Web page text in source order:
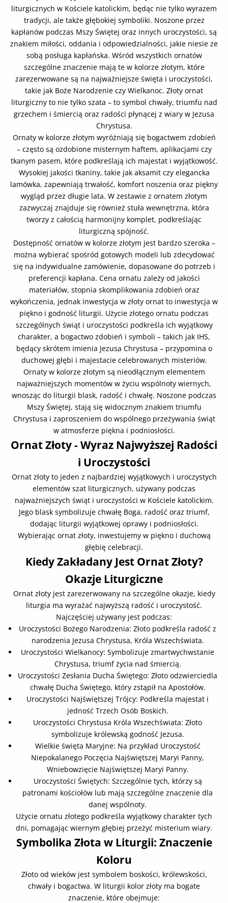
liturgicznych w Kościele katolickim, będąc nie tylko wyrazem
tradycji, ale także głębokiej symboliki. Noszone przez
kapłanów podczas Mszy Świętej oraz innych uroczystości, są
znakiem miłości, oddania i odpowiedzialności, jakie niesie ze
sobą posługa kapłańska. Wśród wszystkich ornatów
szczególne znaczenie mają te w kolorze złotym, które
zarezerwowane są na najważniejsze święta i uroczystości,
takie jak Boże Narodzenie czy Wielkanoc. Złoty ornat
liturgiczny to nie tylko szata – to symbol chwały, triumfu nad
grzechem i śmiercią oraz radości płynącej z wiary w Jezusa
Chrystusa.
Ornaty w kolorze złotym wyróżniają się bogactwem zdobień
– często są ozdobione misternym haftem, aplikacjami czy
tkanym pasem, które podkreślają ich majestat i wyjątkowość.
Wysokiej jakości tkaniny, takie jak aksamit czy elegancka
lamówka, zapewniają trwałość, komfort noszenia oraz piękny
wygląd przez długie lata. W zestawie z ornatem złotym
zazwyczaj znajduje się również stuła wewnętrzna, która
tworzy z całością harmonijny komplet, podkreślając
liturgiczną spójność.
Dostępność ornatów w kolorze złotym jest bardzo szeroka –
można wybierać spośród gotowych modeli lub zdecydować
się na indywidualne zamówienie, dopasowane do potrzeb i
preferencji kapłana. Cena ornatu zależy od jakości
materiałów, stopnia skomplikowania zdobień oraz
wykończenia, jednak inwestycja w złoty ornat to inwestycja w
piękno i godność liturgii. Użycie złotego ornatu podczas
szczególnych świąt i uroczystości podkreśla ich wyjątkowy
charakter, a bogactwo zdobień i symboli – takich jak IHS,
będący skrótem imienia Jezusa Chrystusa – przypomina o
duchowej głębi i majestacie celebrowanych misteriów.
Ornaty w kolorze złotym są nieodłącznym elementem
najważniejszych momentów w życiu wspólnoty wiernych,
wnosząc do liturgii blask, radość i chwałę. Noszone podczas
Mszy Świętej, stają się widocznym znakiem triumfu
Chrystusa i zaproszeniem do wspólnego przeżywania świąt
w atmosferze piękna i podniosłości.
Ornat Złoty - Wyraz Najwyższej Radości
i Uroczystości
Ornat złoty to jeden z najbardziej wyjątkowych i uroczystych
elementów szat liturgicznych, używany podczas
najważniejszych świąt i uroczystości w Kościele katolickim.
Jego blask symbolizuje chwałę Boga, radość oraz triumf,
dodając liturgii wyjątkowej oprawy i podniosłości.
Wybierając ornat złoty, inwestujemy w piękno i duchową
głębię celebracji.
Kiedy Zakładany Jest Ornat Złoty?
Okazje Liturgiczne
Ornat złoty jest zarezerwowany na szczególne okazje, kiedy
liturgia ma wyrażać najwyższą radość i uroczystość.
Najczęściej używany jest podczas:
Uroczystości Bożego Narodzenia: Złoto podkreśla radość z
narodzenia Jezusa Chrystusa, Króla Wszechświata.
Uroczystości Wielkanocy: Symbolizuje zmartwychwstanie
Chrystusa, triumf życia nad śmiercią.
Uroczystości Zesłania Ducha Świętego: Złoto odzwierciedla
chwałę Ducha Świętego, który zstąpił na Apostołów.
Uroczystości Najświętszej Trójcy: Podkreśla majestat i
jedność Trzech Osób Boskich.
Uroczystości Chrystusa Króla Wszechświata: Złoto
symbolizuje królewską godność Jezusa.
Wielkie święta Maryjne: Na przykład Uroczystość
Niepokalanego Poczęcia Najświętszej Maryi Panny,
Wniebowzięcie Najświętszej Maryi Panny.
Uroczystości Świętych: Szczególnie tych, którzy są
patronami kościołów lub mają szczególne znaczenie dla
danej wspólnoty.
Użycie ornatu złotego podkreśla wyjątkowy charakter tych
dni, pomagając wiernym głębiej przeżyć misterium wiary.
Symbolika Złota w Liturgii: Znaczenie
Koloru
Złoto od wieków jest symbolem boskości, królewskości,
chwały i bogactwa. W liturgii kolor złoty ma bogate
znaczenie, które obejmuje: